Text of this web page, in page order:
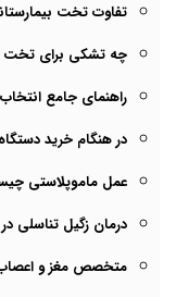
تفاوت تخت
چه تشکی برای تخت
راهنمای جامع
در هنگام خرید
عمل ماموپلاستی
درمان زگیل تناسلی
متخصص مغز و اعصاب